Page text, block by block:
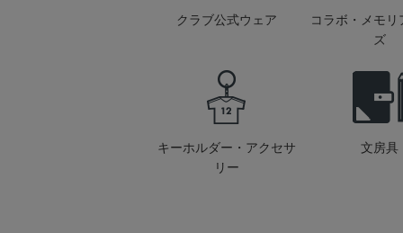
クラブ公式ウェア
コラボ・メモリ
ズ
キーホルダー・アクセサ
リー
文房具